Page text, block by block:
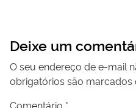
Deixe um
O seu endereço de e-mail
obrigatórios são marcados
Comentário *